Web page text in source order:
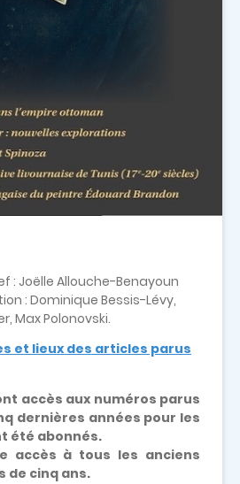
: Joëlle Allouche-Benayoun
: Dominique Bessis-Lévy,
Max Polonovski.
et lieux des articles parus
accès aux numéros parus
dernières années pour les
été abonnés.
accès à tous les anciens
de cinq ans.